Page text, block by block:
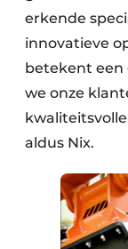
erkende
innovatieve
betekent een
we onze
aldus Nix.